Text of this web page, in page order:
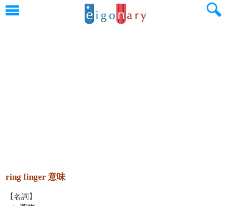
ring finger 意味
【名詞】